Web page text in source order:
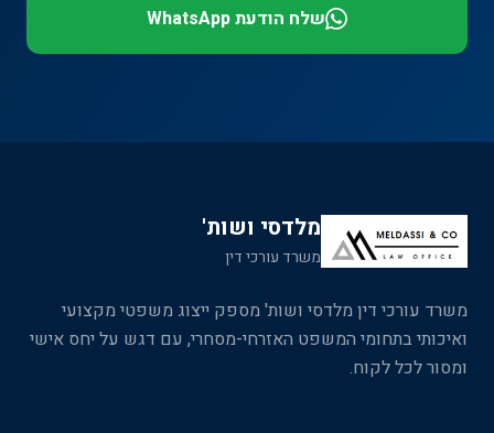
שלח הודעת WhatsApp
מלדסי ושות'
משרד עורכי דין
משרד עורכי דין מלדסי ושות' מספק ייצוג משפטי מקצועי
ואיכותי בתחומי המשפט האזרחי-מסחרי, עם דגש על יחס אישי
ומסור לכל לקוח.